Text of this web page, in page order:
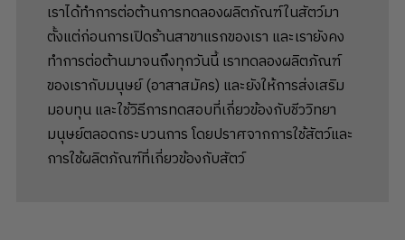
เราได้ทำการต่อต้านการทดลองผลิตภัณฑ์ในสัตว์มา
ตั้งแต่ก่อนการเปิดร้านสาขาแรกของเรา และเรายังคง
ทำการต่อต้านมาจนถึงทุกวันนี้ เราทดลองผลิตภัณฑ์
ของเรากับมนุษย์ (อาสาสมัคร) และยังให้การส่งเสริม
มอบทุน และใช้วิธีการทดสอบที่เกี่ยวข้องกับชีววิทยา
มนุษย์ตลอดกระบวนการ โดยปราศจากการใช้สัตว์และ
การใช้ผลิตภัณฑ์ที่เกี่ยวข้องกับสัตว์